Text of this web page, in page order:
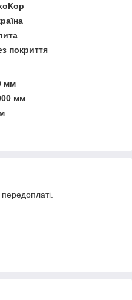
покриття
мм
мм